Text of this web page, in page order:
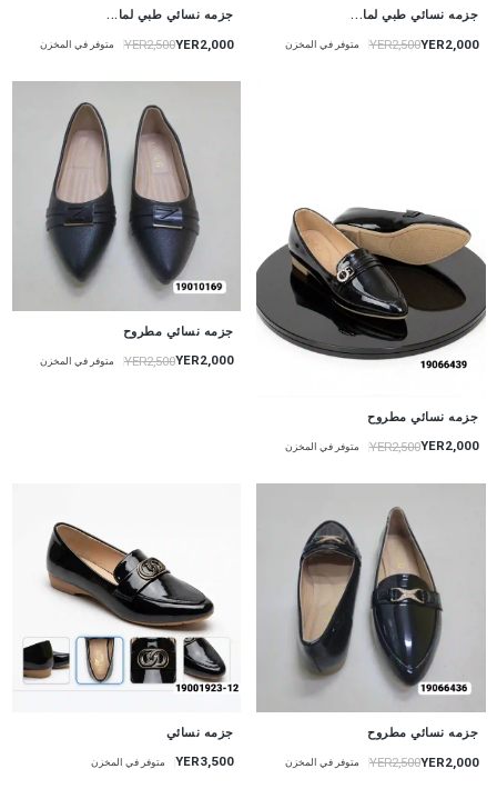
جزمه نسائي طبي لما...
YER2,000
YER2,500 متوفر في المخزن
جزمه نسائي طبي لما...
YER2,000
YER2,500 متوفر في المخزن
جزمه نسائي مطروح
YER2,000
YER2,500 متوفر في المخزن
جزمه نسائي مطروح
YER2,000
YER2,500 متوفر في المخزن
جزمه نسائي مطروح
YER2,000
YER2,500 متوفر في المخزن
جزمه نسائي
YER3,500 متوفر في المخزن